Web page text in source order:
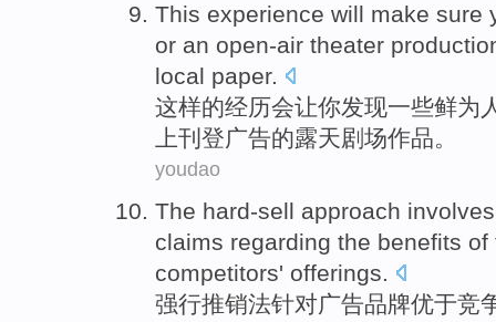
This experience will make sure
or an open-air theater
local paper.
这样的经历会让你发现一些鲜为
上刊登广告的露天剧场作品。
youdao
The hard-sell approach
claims regarding the benefits of
competitors' offerings.
强行推销法针对广告品牌优于竞